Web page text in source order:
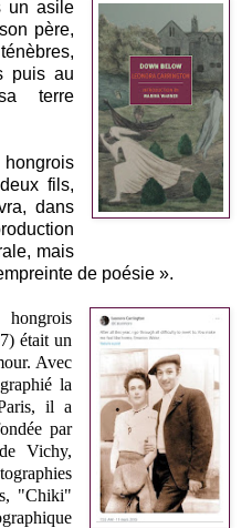
un asile
père,
puis au
terre
fils,
dans
mais
de poésie ».
était un
Avec
la
il a
par
Vichy,
"Chiki"